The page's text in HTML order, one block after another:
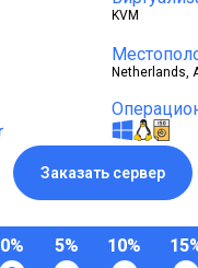
KVM
Netherlands,
Заказать сервер
0% 5% 10%